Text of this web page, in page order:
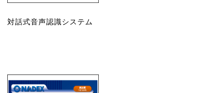
対話式音声認識システム